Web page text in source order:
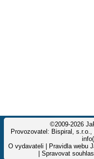
©2009-2026
Provozovatel: Bispiral,
O vydavateli
Pravidla webu
Spravovat